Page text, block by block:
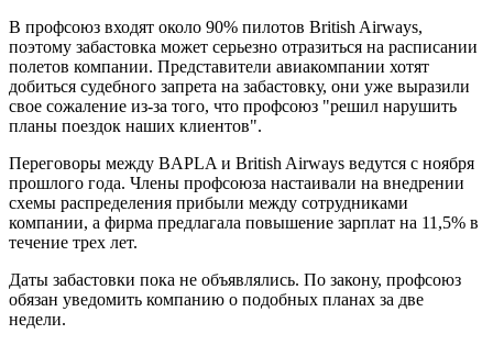
В профсоюз входят около 90% пилотов British Airways,
поэтому забастовка может серьезно отразиться на расписании
полетов компании. Представители авиакомпании хотят
добиться судебного запрета на забастовку, они уже выразили
свое сожаление из-за того, что профсоюз "решил нарушить
планы поездок наших клиентов".
Переговоры между BAPLA и British Airways ведутся с ноября
прошлого года. Члены профсоюза настаивали на внедрении
схемы распределения прибыли между сотрудниками
компании, а фирма предлагала повышение зарплат на 11,5% в
течение трех лет.
Даты забастовки пока не объявлялись. По закону, профсоюз
обязан уведомить компанию о подобных планах за две
недели.